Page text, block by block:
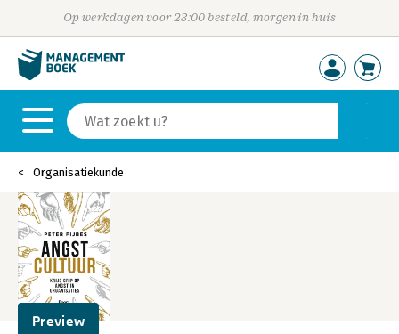
Op werkdagen voor 23:00 besteld, morgen in huis
Organisatiekunde
Preview